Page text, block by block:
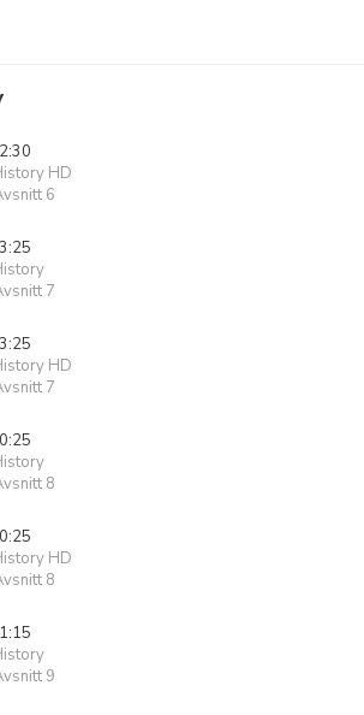
HD
6
7
HD
7
8
HD
8
9